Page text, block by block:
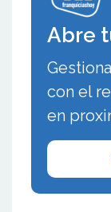
Abre
con el
en